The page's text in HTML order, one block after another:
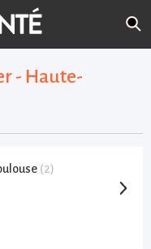
- Haute-
(2)